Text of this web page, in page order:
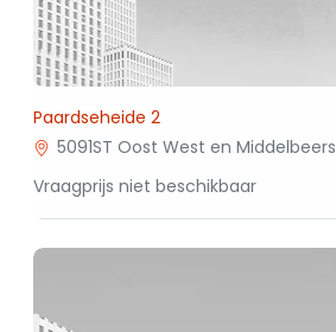
Paardseheide 2
5091ST Oost West en Middelbeers
Vraagprijs niet beschikbaar